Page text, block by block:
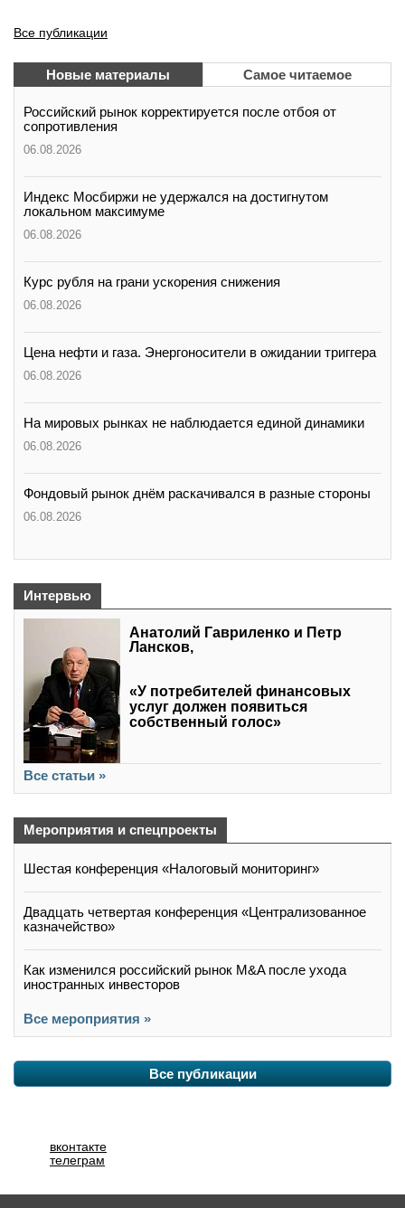
Все публикации
Новые материалы Самое читаемое
Российский рынок корректируется после отбоя от
сопротивления
06.08.2026
Индекс Мосбиржи не удержался на достигнутом
локальном максимуме
06.08.2026
Курс рубля на грани ускорения снижения
06.08.2026
Цена нефти и газа. Энергоносители в ожидании триггера
06.08.2026
На мировых рынках не наблюдается единой динамики
06.08.2026
Фондовый рынок днём раскачивался в разные стороны
06.08.2026
Интервью
Анатолий Гавриленко и Петр
Лансков,
«У потребителей финансовых
услуг должен появиться
собственный голос»
Все статьи »
Мероприятия и спецпроекты
Шестая конференция «Налоговый мониторинг»
Двадцать четвертая конференция «Централизованное
казначейство»
Как изменился российский рынок M&A после ухода
иностранных инвесторов
Все мероприятия »
Все публикации
вконтакте
телеграм